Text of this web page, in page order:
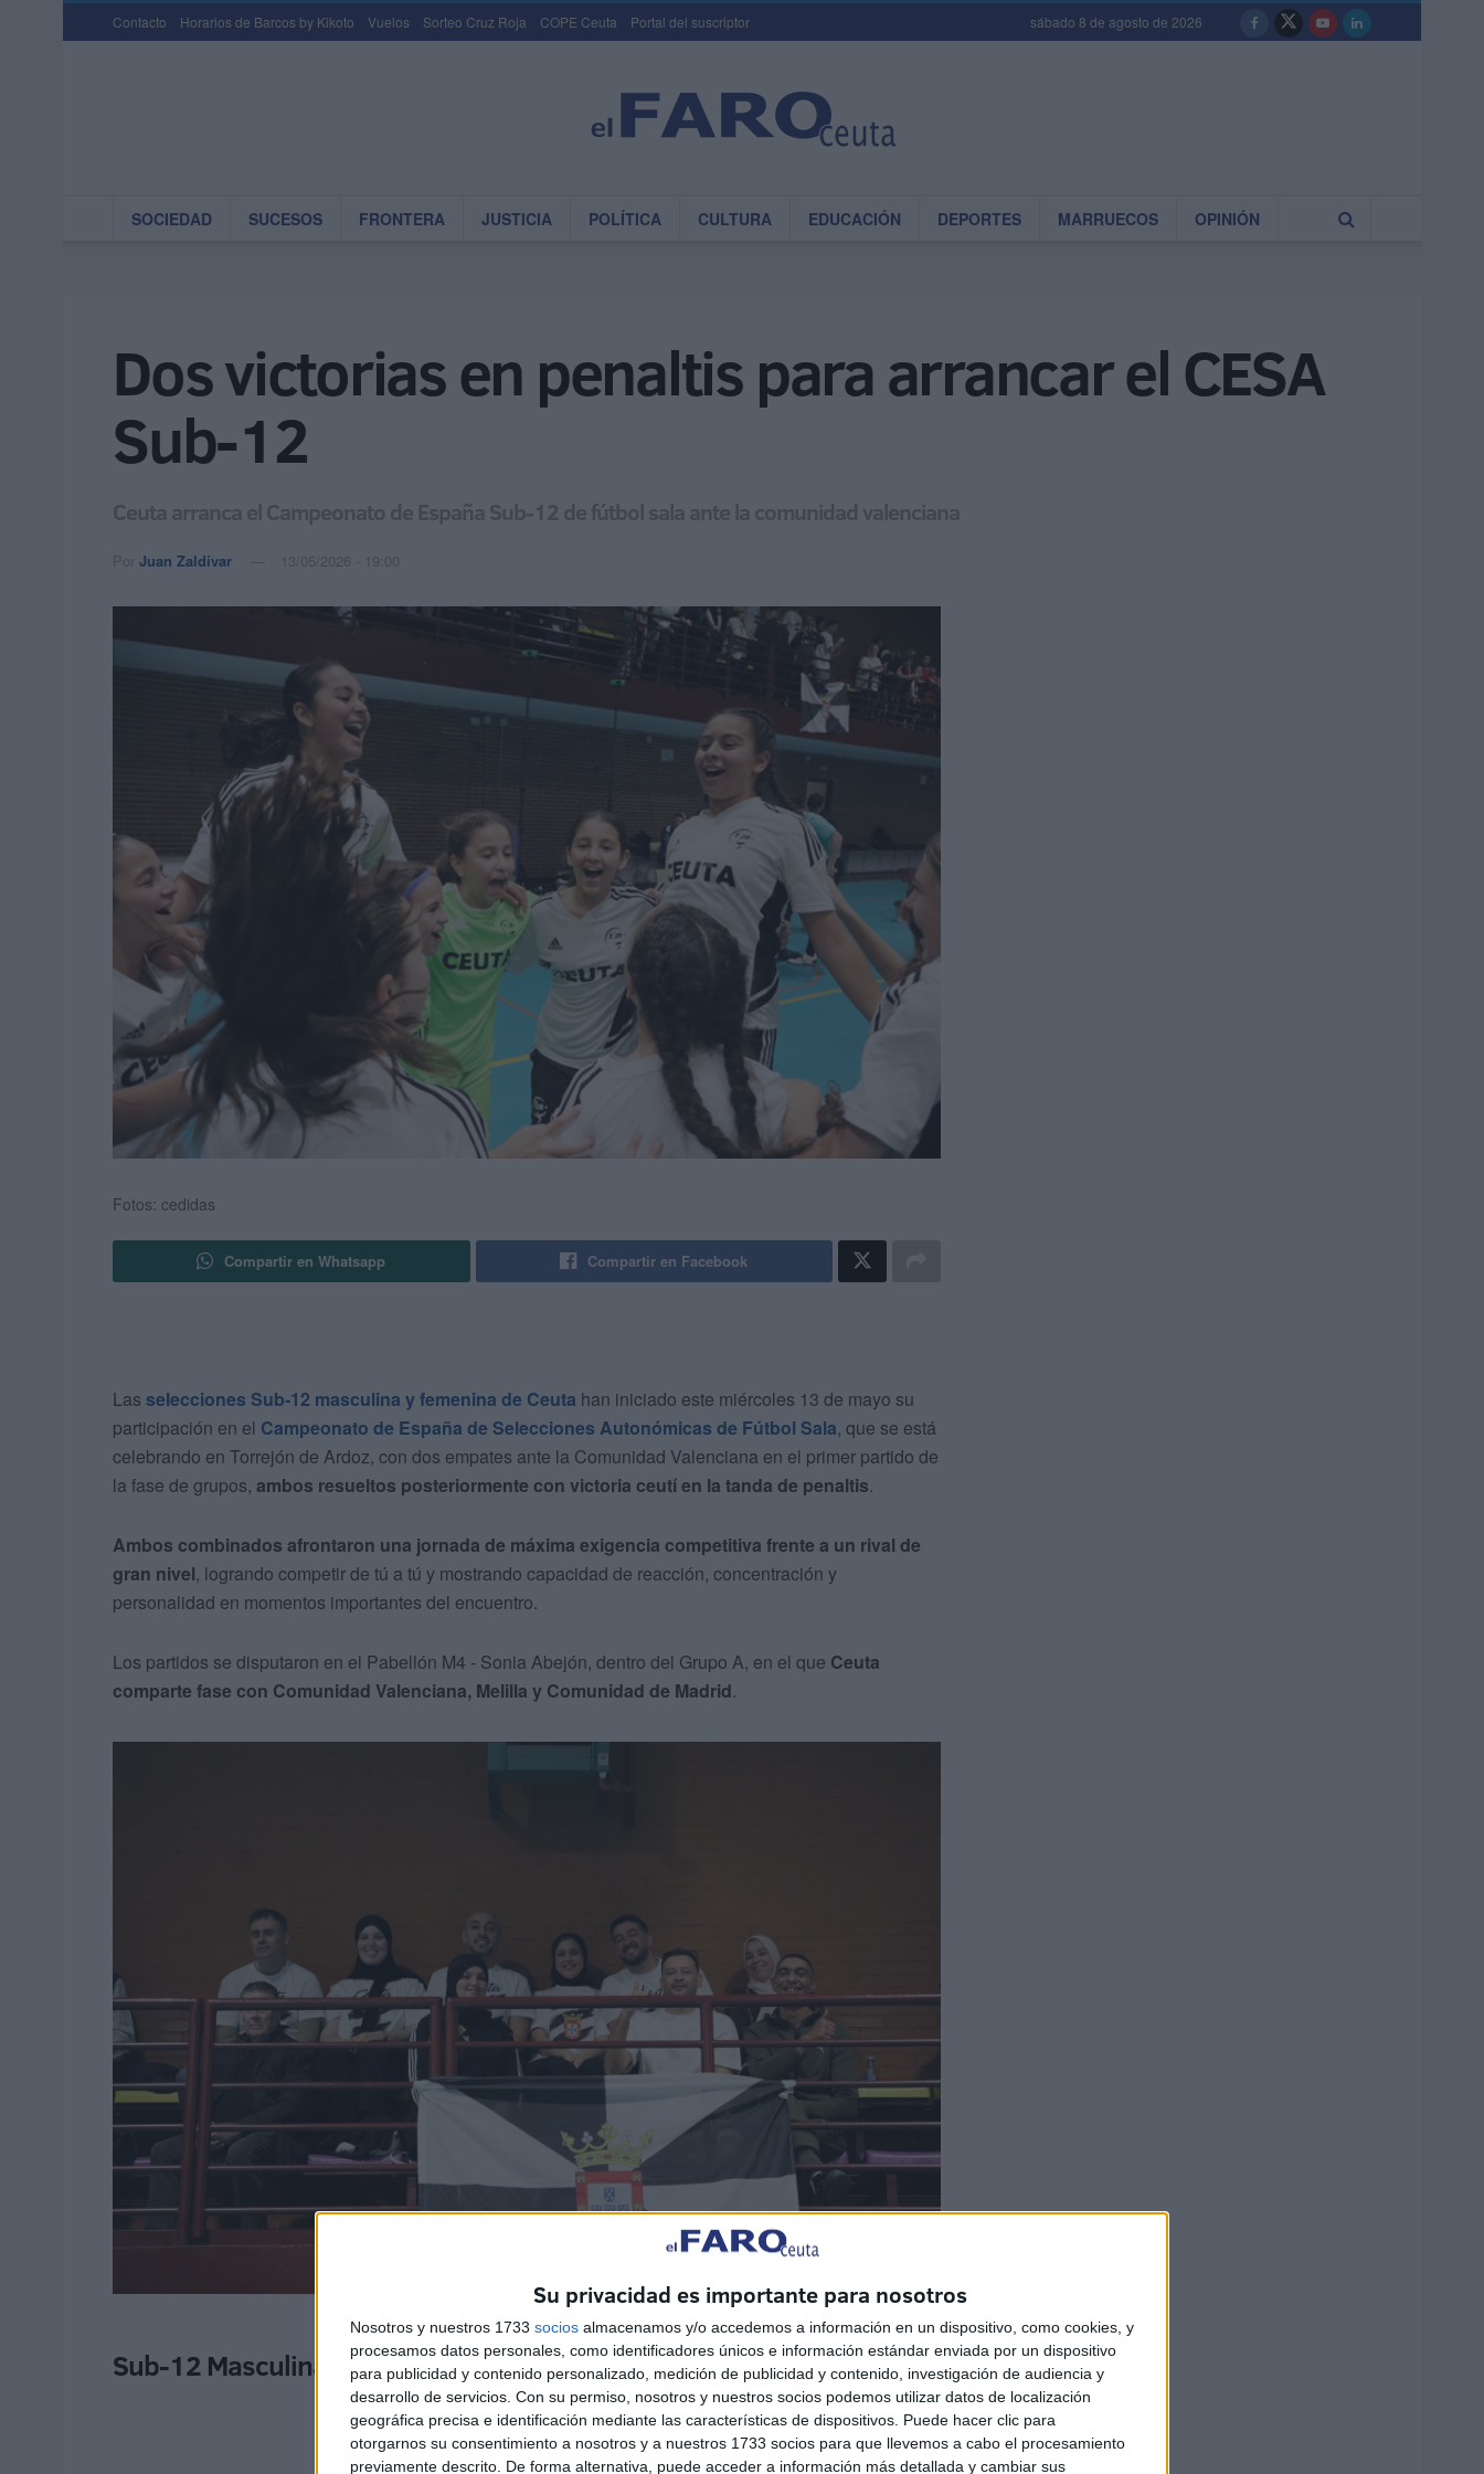
Su privacidad es importante para nosotros
Nosotros y nuestros 1733 socios almacenamos y/o accedemos a información en un dispositivo, como cookies, y
procesamos datos personales, como identificadores únicos e información estándar enviada por un dispositivo
para publicidad y contenido personalizado, medición de publicidad y contenido, investigación de audiencia y
desarrollo de servicios. Con su permiso, nosotros y nuestros socios podemos utilizar datos de localización
geográfica precisa e identificación mediante las características de dispositivos. Puede hacer clic para
otorgarnos su consentimiento a nosotros y a nuestros 1733 socios para que llevemos a cabo el procesamiento
previamente descrito. De forma alternativa, puede acceder a información más detallada y cambiar sus
Contacto Horarios de Barcos by Kikoto Vuelos Sorteo Cruz Roja COPE Ceuta Portal del suscriptor sábado 8 de agosto de 2026
SOCIEDAD SUCESOS FRONTERA JUSTICIA POLÍTICA CULTURA EDUCACIÓN DEPORTES MARRUECOS OPINIÓN
Dos victorias en penaltis para arrancar el CESA
Sub-12
Ceuta arranca el Campeonato de España Sub-12 de fútbol sala ante la comunidad valenciana
Por Juan Zaldívar 13/05/2026 - 19:00
Fotos: cedidas
Compartir en Whatsapp Compartir en Facebook
Las selecciones Sub-12 masculina y femenina de Ceuta han iniciado este miércoles 13 de mayo su
participación en el Campeonato de España de Selecciones Autonómicas de Fútbol Sala, que se está
celebrando en Torrejón de Ardoz, con dos empates ante la Comunidad Valenciana en el primer partido de
la fase de grupos, ambos resueltos posteriormente con victoria ceutí en la tanda de penaltis.
Ambos combinados afrontaron una jornada de máxima exigencia competitiva frente a un rival de
gran nivel, logrando competir de tú a tú y mostrando capacidad de reacción, concentración y
personalidad en momentos importantes del encuentro.
Los partidos se disputaron en el Pabellón M4 - Sonia Abejón, dentro del Grupo A, en el que Ceuta
comparte fase con Comunidad Valenciana, Melilla y Comunidad de Madrid.
Sub-12 Masculina